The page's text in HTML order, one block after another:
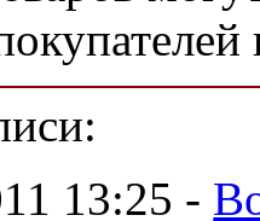
13:25 -